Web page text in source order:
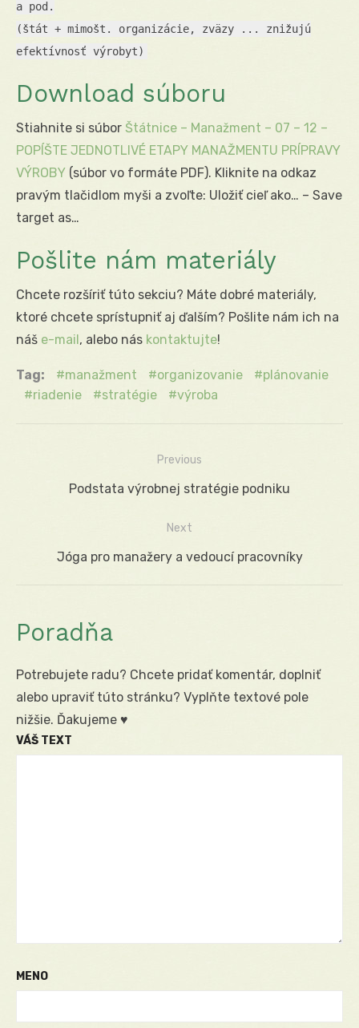
a pod.
(štát + mimošt. organizácie, zväzy ... znižujú
efektívnosť výrobyt)
Download súboru
Stiahnite si súbor Štátnice – Manažment – 07 – 12 –
POPÍŠTE JEDNOTLIVÉ ETAPY MANAŽMENTU PRÍPRAVY
VÝROBY (súbor vo formáte PDF). Kliknite na odkaz
pravým tlačidlom myši a zvoľte: Uložiť cieľ ako… – Save
target as…
Pošlite nám materiály
Chcete rozšíriť túto sekciu? Máte dobré materiály,
ktoré chcete sprístupniť aj ďalším? Pošlite nám ich na
náš e-mail, alebo nás kontaktujte!
Tag: manažment organizovanie
plánovanie
riadenie
stratégie výroba
Navigácia
Previous
Previous
Podstata výrobnej stratégie podniku
Next
Next
Jóga pro manažery a vedoucí pracovníky
Poradňa
Potrebujete radu? Chcete pridať komentár, doplniť
alebo upraviť túto stránku? Vyplňte textové pole
nižšie. Ďakujeme ♥
VÁŠ TEXT
MENO